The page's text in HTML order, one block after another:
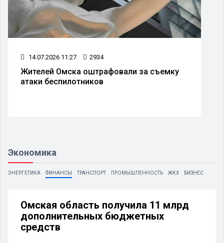
14.07.2026 11:27 2934
Жителей Омска оштрафовали за съемку
атаки беспилотников
Экономика
ЭНЕРГЕТИКА ФИНАНСЫ ТРАНСПОРТ ПРОМЫШЛЕННОСТЬ ЖКХ БИЗНЕС
Омская область получила 11 млрд
дополнительных бюджетных
средств